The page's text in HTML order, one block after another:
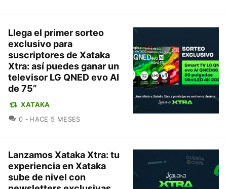
Llega el primer sorteo
exclusivo para
suscriptores de Xataka
Xtra: así puedes ganar un
televisor LG QNED evo AI
de 75”
XATAKA
0 COMENTARIOS
HACE 5 MESES
Lanzamos Xataka Xtra: tu
experiencia en Xataka
sube de nivel con